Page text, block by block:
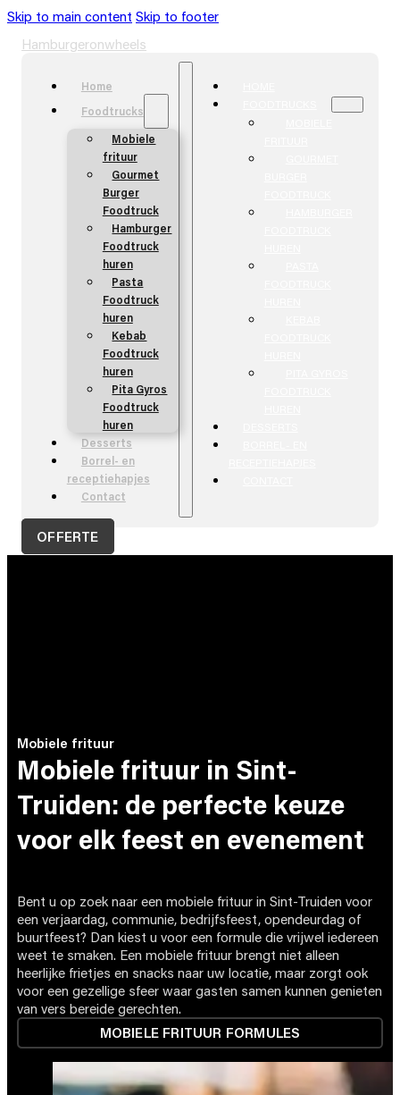
Skip to main content Skip to footer
Hamburgeronwheels
Home
Foodtrucks
Mobiele
frituur
Gourmet
Burger
Foodtruck
Hamburger
Foodtruck
huren
Pasta
Foodtruck
huren
Kebab
Foodtruck
huren
Pita Gyros
Foodtruck
huren
Desserts
Borrel- en
receptiehapjes
Contact
OFFERTE
Mobiele frituur
Mobiele frituur in Sint-
Truiden: de perfecte keuze
voor elk feest en evenement
Bent u op zoek naar een mobiele frituur in Sint-Truiden voor
een verjaardag, communie, bedrijfsfeest, opendeurdag of
buurtfeest? Dan kiest u voor een formule die vrijwel iedereen
weet te smaken. Een mobiele frituur brengt niet alleen
heerlijke frietjes en snacks naar uw locatie, maar zorgt ook
voor een gezellige sfeer waar gasten samen kunnen genieten
van vers bereide gerechten.
MOBIELE FRITUUR FORMULES